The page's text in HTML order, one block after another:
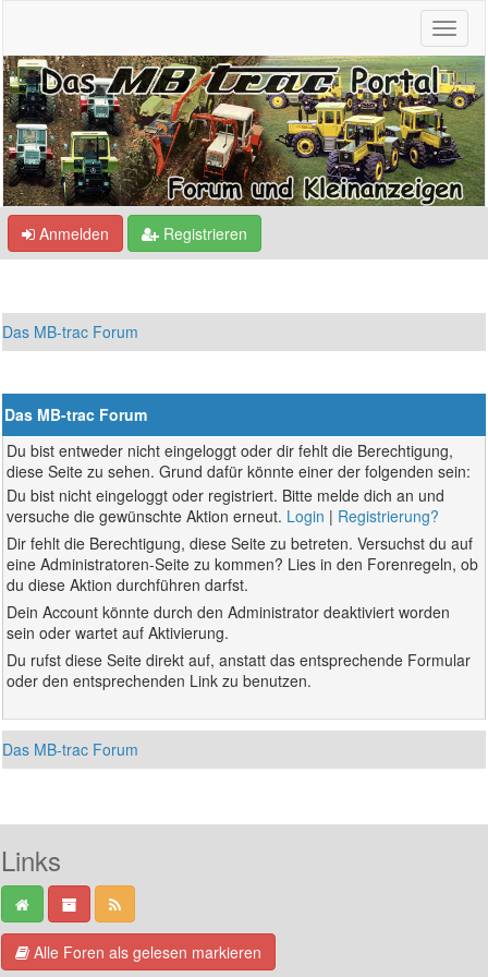
Anmelden Registrieren
Das MB-trac Forum
Das MB-trac Forum
Du bist entweder nicht eingeloggt oder dir fehlt die Berechtigung,
diese Seite zu sehen. Grund dafür könnte einer der folgenden sein:
Du bist nicht eingeloggt oder registriert. Bitte melde dich an und
versuche die gewünschte Aktion erneut. Login | Registrierung?
Dir fehlt die Berechtigung, diese Seite zu betreten. Versuchst du auf
eine Administratoren-Seite zu kommen? Lies in den Forenregeln, ob
du diese Aktion durchführen darfst.
Dein Account könnte durch den Administrator deaktiviert worden
sein oder wartet auf Aktivierung.
Du rufst diese Seite direkt auf, anstatt das entsprechende Formular
oder den entsprechenden Link zu benutzen.
Das MB-trac Forum
Links
Alle Foren als gelesen markieren